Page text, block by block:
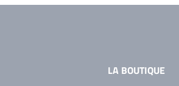
LA BOUTIQUE